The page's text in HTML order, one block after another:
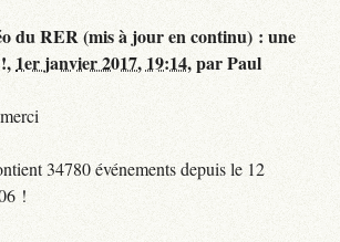
du RER (mis à jour en continu) : une
1er janvier 2017, 19:14,parPaul
34780 événements depuis le 12
!